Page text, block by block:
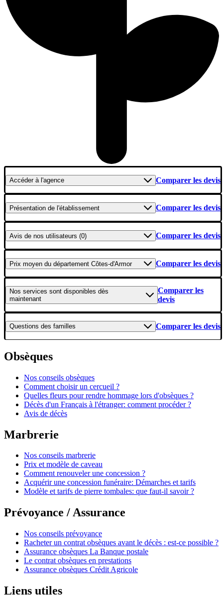
Accéderà l'agence Comparer les devis
Présentation de l'établissement Comparer les devis
Avis de nos utilisateurs (0) Comparer les devis
Prix moyen du département Côtes-d'Armor Comparer les devis
Nos services sont disponibles dès
maintenant
Comparer les
devis
Questions des familles Comparer les devis
Obsèques
Nos conseils obsèques
Comment choisir un cercueil ?
Quelles fleurs pour rendre hommage lors d'obsèques ?
Décès d'un Français à l'étranger: comment procéder ?
Avis de décès
Marbrerie
Nos conseils marbrerie
Prix et modèle de caveau
Comment renouveler une concession ?
Acquérir une concession funéraire: Démarches et tarifs
Modèle et tarifs de pierre tombales: que faut-il savoir ?
Prévoyance / Assurance
Nos conseils prévoyance
Racheter un contrat obsèques avant le décès : est-ce possible ?
Assurance obsèques La Banque postale
Le contrat obsèques en prestations
Assurance obsèques Crédit Agricole
Liens utiles